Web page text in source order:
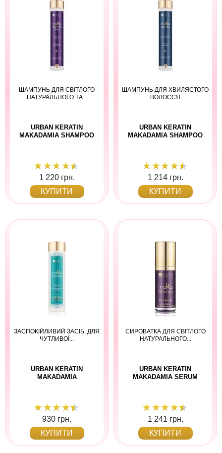
ШАМПУНЬ ДЛЯ СВІТЛОГО
НАТУРАЛЬНОГО ТА...
URBAN KERATIN
MAKADAMIA SHAMPOO
1 220 грн.
КУПИТИ
ШАМПУНЬ ДЛЯ ХВИЛЯСТОГО
ВОЛОССЯ
URBAN KERATIN
MAKADAMIA SHAMPOO
1 214 грн.
КУПИТИ
ЗАСПОКІЙЛИВИЙ ЗАСІБ, ДЛЯ
ЧУТЛИВОЇ...
URBAN KERATIN
MAKADAMIA
930 грн.
КУПИТИ
СИРОВАТКА ДЛЯ СВІТЛОГО
НАТУРАЛЬНОГО...
URBAN KERATIN
MAKADAMIA SERUM
1 241 грн.
КУПИТИ